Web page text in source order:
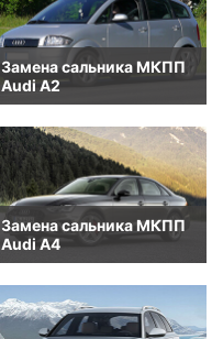
Замена сальника МКПП
Audi A2
Замена сальника МКПП
Audi A4